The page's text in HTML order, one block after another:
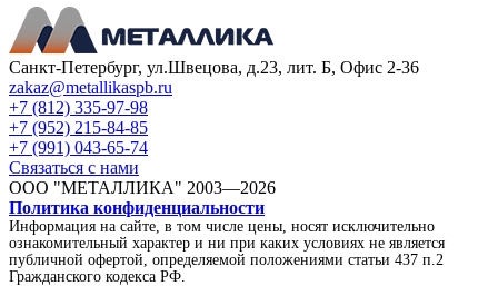
Санкт-Петербург, ул.Швецова, д.23, лит. Б, Офис 2-36
zakaz@metallikaspb.ru
+7 (812) 335-97-98
+7 (952) 215-84-85
+7 (991) 043-65-74
Связаться с нами
ООО "МЕТАЛЛИКА" 2003—2026
Политика конфиденциальности
Информация на сайте, в том числе цены, носят исключительно
ознакомительный характер и ни при каких условиях не является
публичной офертой, определяемой положениями статьи 437 п.2
Гражданского кодекса РФ.